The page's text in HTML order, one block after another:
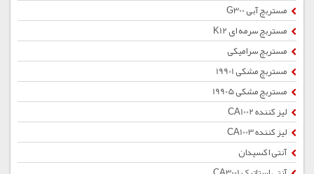
مستربچ آبی G300
مستربچ سرمه ای K12
مستربچ سرامیکی
مستربچ مشکی 19901
مستربچ مشکی 19905
لیز کننده CA1002
لیز کننده CA1003
آنتی اکسیدان